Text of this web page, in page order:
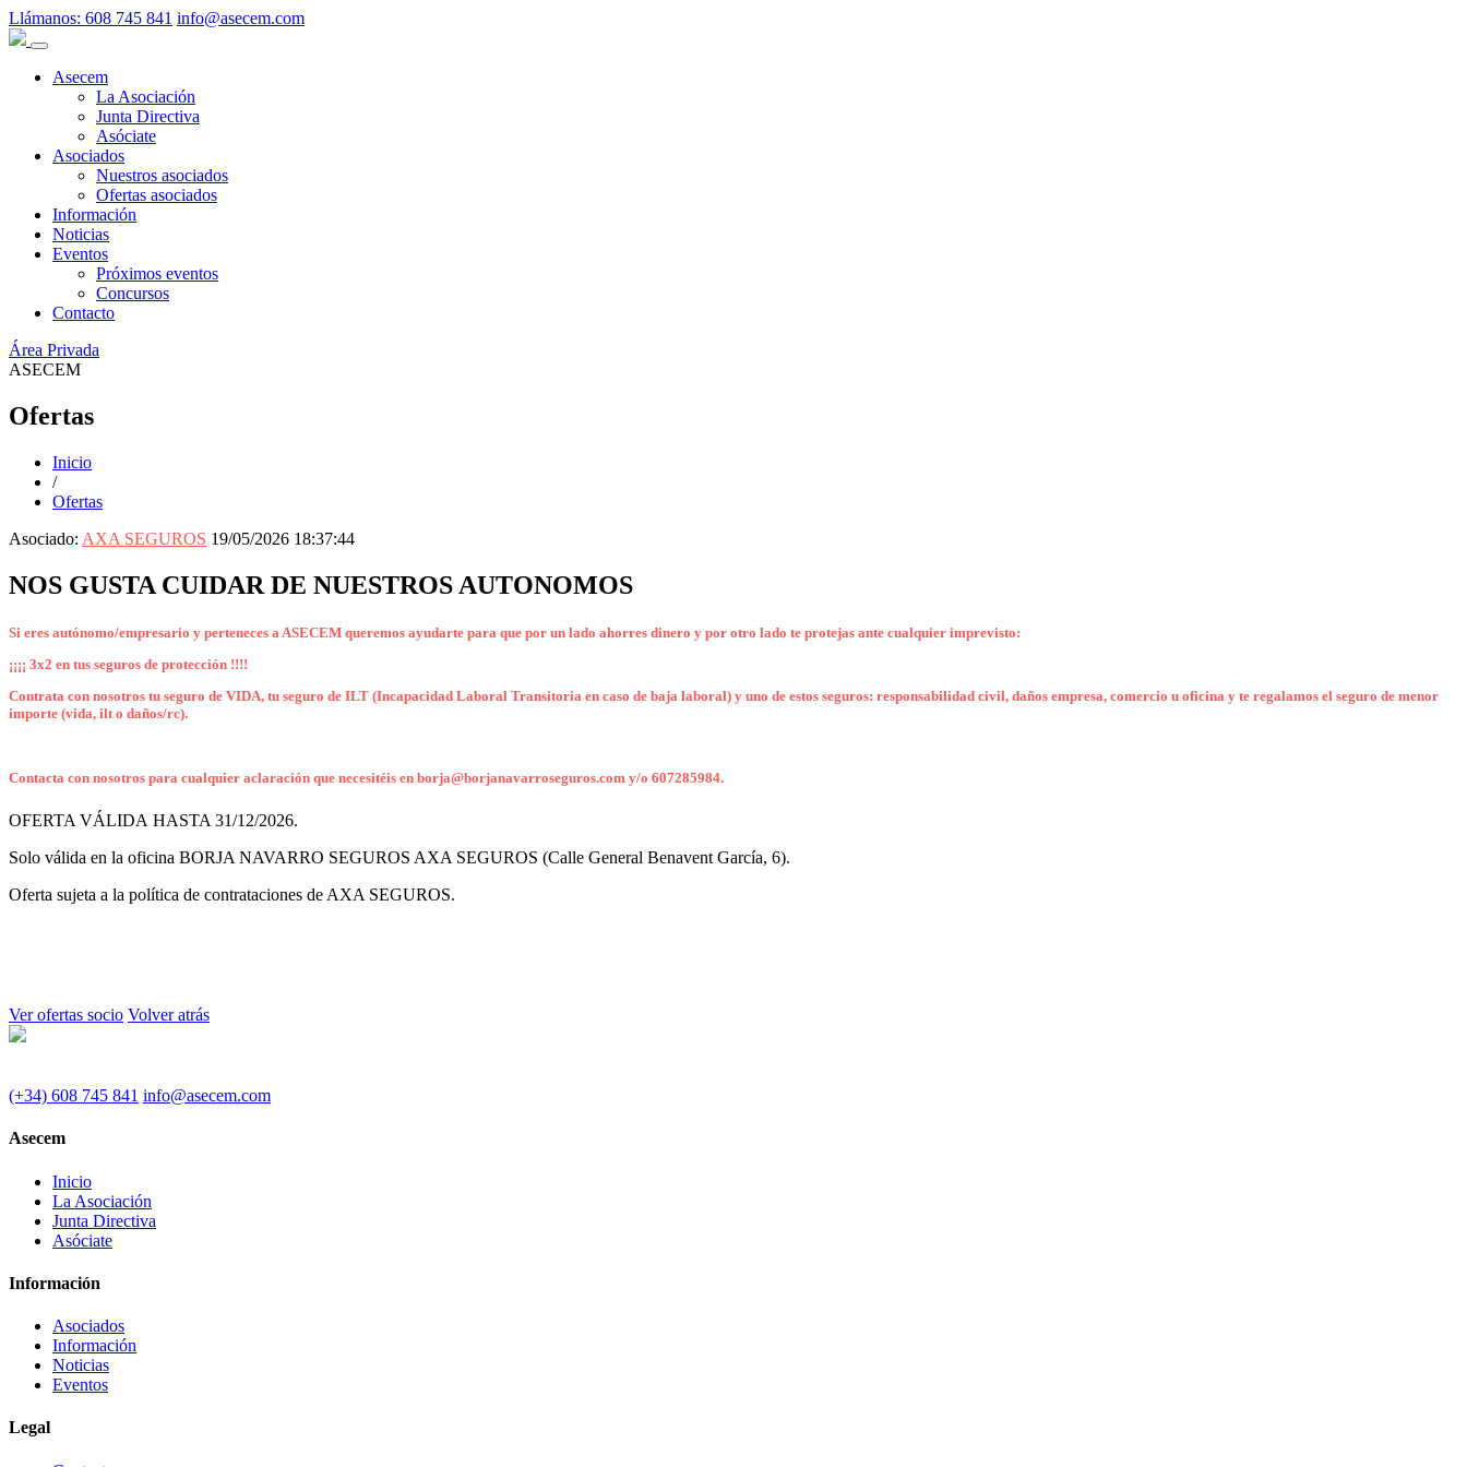
Llámanos: 608 745 841 info@asecem.com
Asecem
La Asociación
Junta Directiva
Asóciate
Asociados
Nuestros asociados
Ofertas asociados
Información
Noticias
Eventos
Próximos eventos
Concursos
Contacto
Área Privada
ASECEM
Ofertas
Inicio
/
Ofertas
Asociado: AXA SEGUROS 19/05/2026 18:37:44
NOS GUSTA CUIDAR DE NUESTROS AUTONOMOS
Si eres autónomo/empresario y perteneces a ASECEM queremos ayudarte para que por un lado ahorres dinero y por otro lado te protejas ante cualquier imprevisto:
¡¡¡¡ 3x2 en tus seguros de protección !!!!
Contrata con nosotros tu seguro de VIDA, tu seguro de ILT (Incapacidad Laboral Transitoria en caso de baja laboral) y uno de estos seguros: responsabilidad civil, daños empresa, comercio u oficina y te regalamos el seguro de menor
importe (vida, ilt o daños/rc).
Contacta con nosotros para cualquier aclaración que necesitéis en borja@borjanavarroseguros.com y/o 607285984.
OFERTA VÁLIDA HASTA 31/12/2026.
Solo válida en la oficina BORJA NAVARRO SEGUROS AXA SEGUROS (Calle General Benavent García, 6).
Oferta sujeta a la política de contrataciones de AXA SEGUROS.
Ver ofertas socio Volver atrás
(+34) 608 745 841 info@asecem.com
Asecem
Inicio
La Asociación
Junta Directiva
Asóciate
Información
Asociados
Información
Noticias
Eventos
Legal